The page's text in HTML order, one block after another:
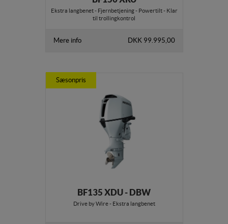
Ekstra langbenet - Fjernbetjening - Powertilt - Klar
til trollingkontrol
Mere info DKK 99.995,00
Sæsonpris
BF135 XDU - DBW
Drive by Wire - Ekstra langbenet